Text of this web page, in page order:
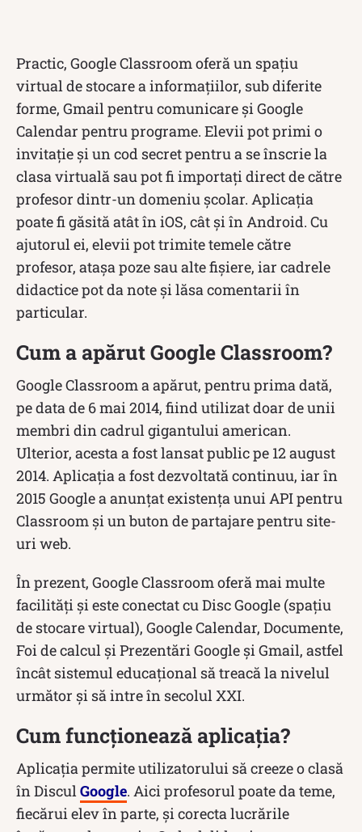
Practic, Google Classroom oferă un spațiu
virtual de stocare a informațiilor, sub diferite
forme, Gmail pentru comunicare și Google
Calendar pentru programe. Elevii pot primi o
invitație și un cod secret pentru a se înscrie la
clasa virtuală sau pot fi importați direct de către
profesor dintr-un domeniu școlar. Aplicația
poate fi găsită atât în iOS, cât și în Android. Cu
ajutorul ei, elevii pot trimite temele către
profesor, atașa poze sau alte fișiere, iar cadrele
didactice pot da note și lăsa comentarii în
particular.
Cum a apărut Google Classroom?
Google Classroom a apărut, pentru prima dată,
pe data de 6 mai 2014, fiind utilizat doar de unii
membri din cadrul gigantului american.
Ulterior, acesta a fost lansat public pe 12 august
2014. Aplicația a fost dezvoltată continuu, iar în
2015 Google a anunțat existența unui API pentru
Classroom și un buton de partajare pentru site-
uri web.
În prezent, Google Classroom oferă mai multe
facilități și este conectat cu Disc Google (spațiu
de stocare virtual), Google Calendar, Documente,
Foi de calcul și Prezentări Google și Gmail, astfel
încât sistemul educațional să treacă la nivelul
următor și să intre în secolul XXI.
Cum funcționează aplicația?
Aplicația permite utilizatorului să creeze o clasă
în Discul Google. Aici profesorul poate da teme,
fiecărui elev în parte, și corecta lucrările